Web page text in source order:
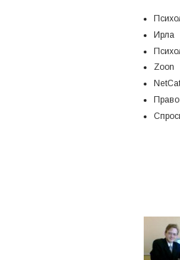
Ирла
Zoon